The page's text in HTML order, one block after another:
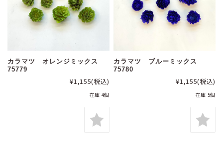
カラマツ オレンジミックス
75779
¥1,155(税込)
在庫 4個
カラマツ ブルーミックス
75780
¥1,155(税込)
在庫 5個